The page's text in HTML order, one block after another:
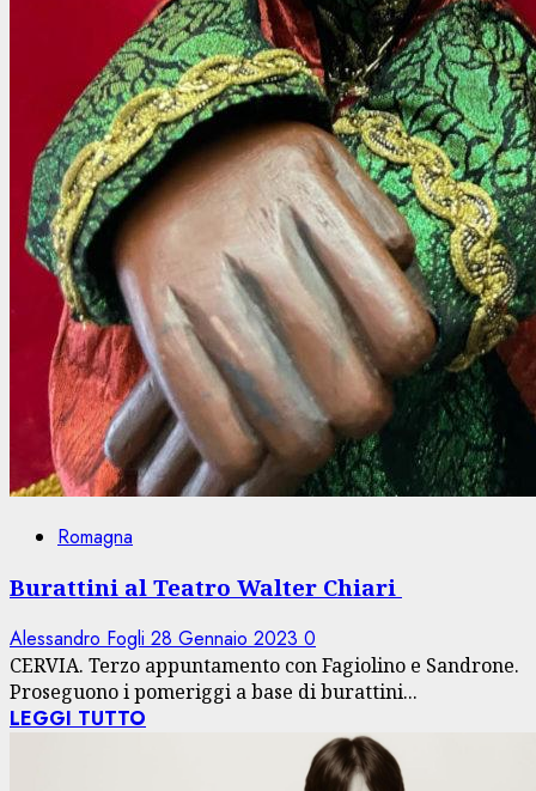
Romagna
Burattini al Teatro Walter Chiari
Alessandro Fogli 28 Gennaio 2023 0
CERVIA. Terzo appuntamento con Fagiolino e Sandrone.
Proseguono i pomeriggi a base di burattini...
LEGGI TUTTO